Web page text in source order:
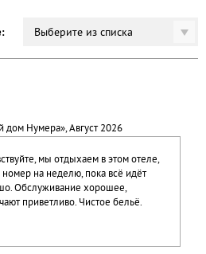
Выберите из списка
дом Нумера», Август 2026
мы отдыхаем в этом отеле,
номер на неделю, пока всё идёт
Обслуживание хорошее,
приветливо. Чистое бельё.